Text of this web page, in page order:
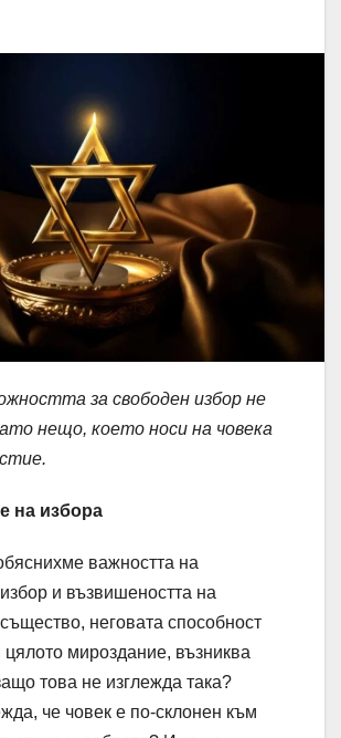
за свободен избор не
нещо, което носи на човека
на избора
важността на
и възвишеността на
неговата способност
мироздание, възниква
това не изглежда така?
че човек е по-склонен към